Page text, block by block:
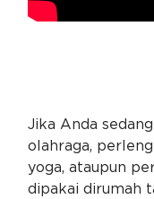
Jika Anda
olahraga,
yoga, ataupun
dipakai dirumah